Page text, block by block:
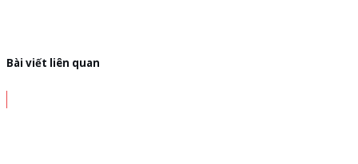
Bài viết liên quan